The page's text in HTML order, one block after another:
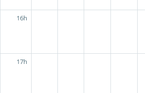
16h
17h